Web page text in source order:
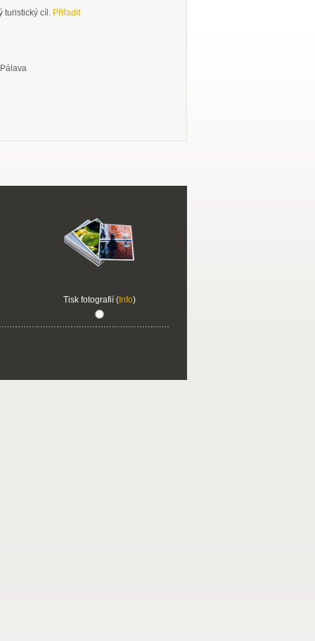
turistický cíl. Přiřadit
Tisk fotografií (Info)